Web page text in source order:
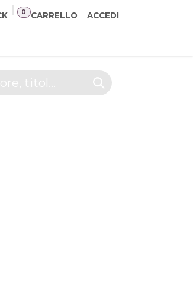
CARRELLO
0 ACCEDI